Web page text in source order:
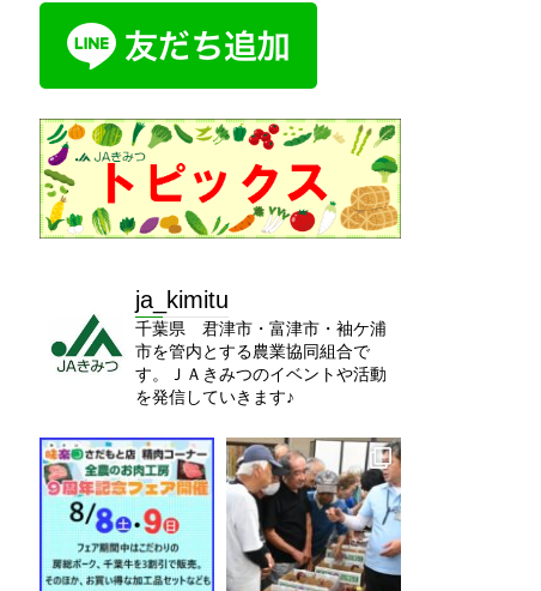
ja_kimitu
千葉県 君津市・富津市・袖ケ浦
市を管内とする農業協同組合で
す。ＪＡきみつのイベントや活動
を発信していきます♪